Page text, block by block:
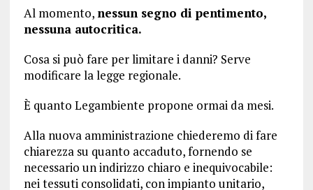
Al momento, nessun segno di pentimento,
nessuna autocritica.
Cosa si può fare per limitare i danni? Serve
modificare la legge regionale.
È quanto Legambiente propone ormai da mesi.
Alla nuova amministrazione chiederemo di fare
chiarezza su quanto accaduto, fornendo se
necessario un indirizzo chiaro e inequivocabile:
nei tessuti consolidati, con impianto unitario,